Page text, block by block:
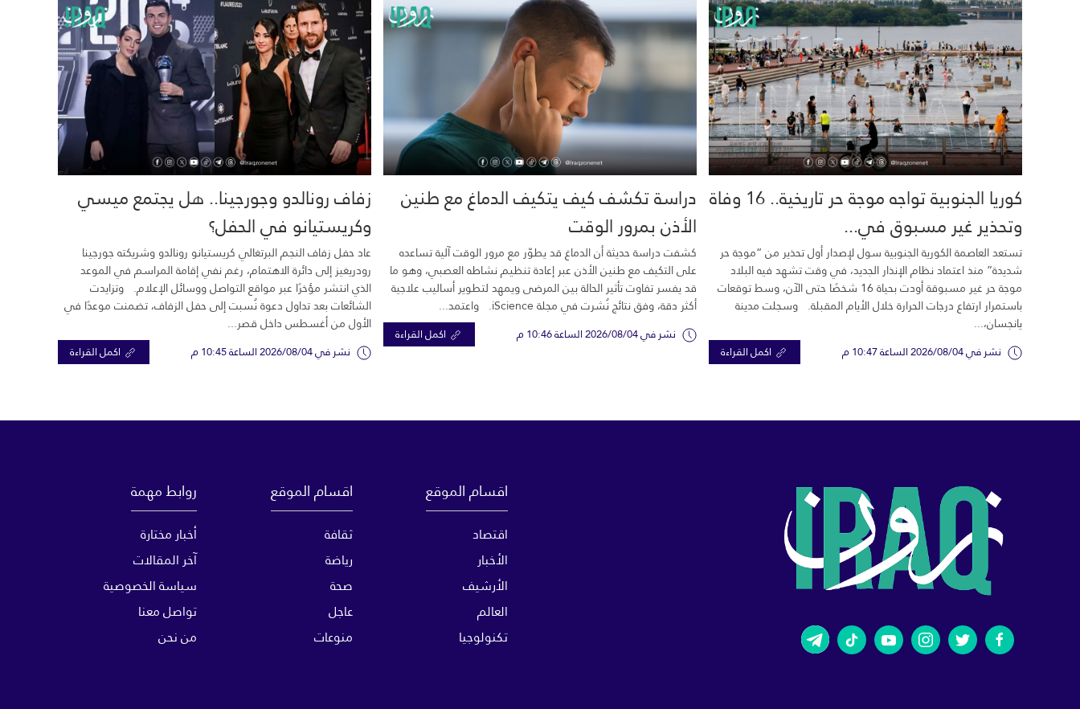
كوريا الجنوبية تواجه موجة حر تاريخية.. 16 وفاة
وتحذير غير مسبوق في...
تستعد العاصمة الكورية الجنوبية سول لإصدار أول تحذير من “موجة حر
شديدة” منذ اعتماد نظام الإنذار الجديد، في وقت تشهد فيه البلاد
موجة حر غير مسبوقة أودت بحياة 16 شخصًا حتى الآن، وسط توقعات
باستمرار ارتفاع درجات الحرارة خلال الأيام المقبلة. وسجلت مدينة
يانجسان،...
نشر في 2026/08/04 الساعة 10:47 م اكمل القراءة
دراسة تكشف كيف يتكيف الدماغ مع طنين
الأذن بمرور الوقت
كشفت دراسة حديثة أن الدماغ قد يطوّر مع مرور الوقت آلية تساعده
على التكيف مع طنين الأذن عبر إعادة تنظيم نشاطه العصبي، وهو ما
قد يفسر تفاوت تأثير الحالة بين المرضى ويمهد لتطوير أساليب علاجية
أكثر دقة، وفق نتائج نُشرت في مجلة iScience. واعتمد...
نشر في 2026/08/04 الساعة 10:46 م اكمل القراءة
زفاف رونالدو وجورجينا.. هل يجتمع ميسي
وكريستيانو في الحفل؟
عاد حفل زفاف النجم البرتغالي كريستيانو رونالدو وشريكته جورجينا
رودريغيز إلى دائرة الاهتمام، رغم نفي إقامة المراسم في الموعد
الذي انتشر مؤخرًا عبر مواقع التواصل ووسائل الإعلام. وتزايدت
الشائعات بعد تداول دعوة نُسبت إلى حفل الزفاف، تضمنت موعدًا في
الأول من أغسطس داخل قصر...
نشر في 2026/08/04 الساعة 10:45 م اكمل القراءة
اقسام الموقع
اقتصاد
الأخبار
الأرشيف
العالم
تكنولوجيا
اقسام الموقع
ثقافة
رياضة
صحة
عاجل
منوعات
روابط مهمة
أخبار مختارة
آخر المقالات
سياسة الخصوصية
تواصل معنا
من نحن